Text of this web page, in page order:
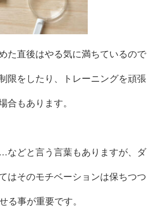
た直後はやる気に満ちているので
限をしたり、トレーニングを頑張
合もあります。
などと言う言葉もありますが、ダ
はそのモチベーションは保ちつつ
る事が重要です。